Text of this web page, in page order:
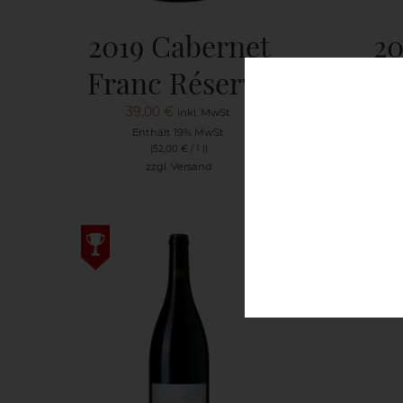
2019 Cabernet
Franc Réserve
39,00 € inkl. MwSt.
Enthält 19% MwSt.
(52,00 € / 1 l)
zzgl. Versand